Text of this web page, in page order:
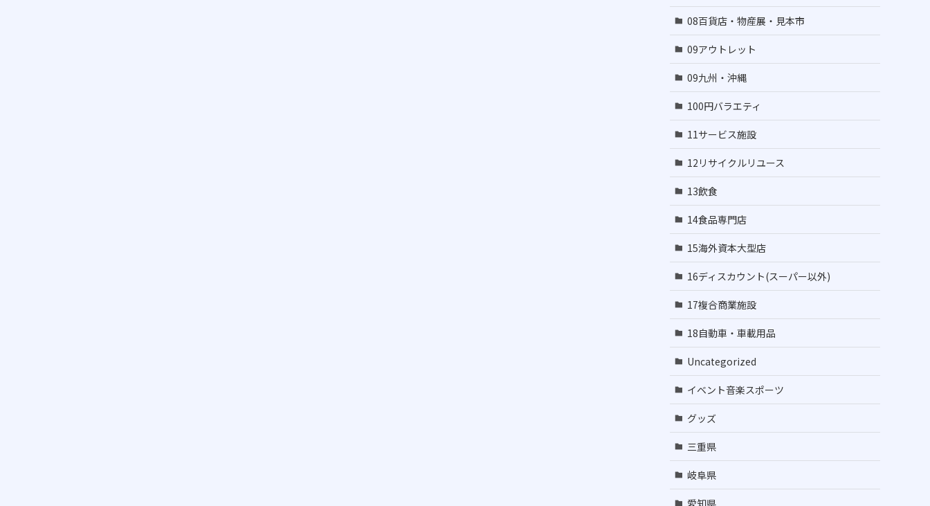
08百貨店・物産展・見本市
09アウトレット
09九州・沖縄
100円バラエティ
11サービス施設
12リサイクルリユース
13飲食
14食品専門店
15海外資本大型店
16ディスカウント(スーパー以外)
17複合商業施設
18自動車・車載用品
Uncategorized
イベント音楽スポーツ
グッズ
三重県
岐阜県
愛知県